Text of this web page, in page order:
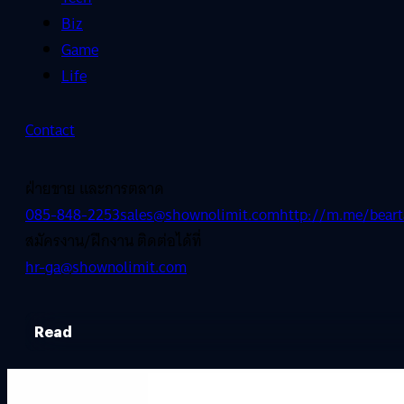
Biz
Game
Life
Contact
ฝ่ายขาย และการตลาด
085-848-2253sales@shownolimit.comhttp://m.me/
สมัครงาน/ฝึกงาน ติดต่อได้ที่
hr-ga@shownolimit.com
Read